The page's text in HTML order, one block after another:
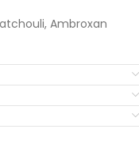
Ambroxan